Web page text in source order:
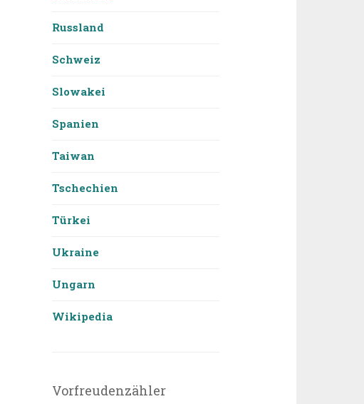
Russland
Schweiz
Slowakei
Spanien
Taiwan
Tschechien
Türkei
Ukraine
Ungarn
Wikipedia
Vorfreudenzähler